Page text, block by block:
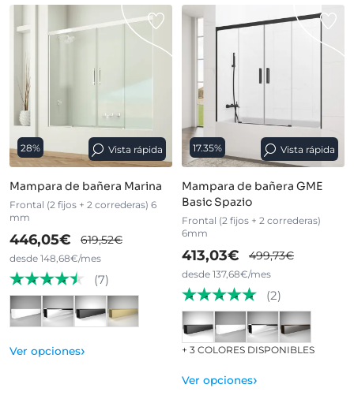
28% Vista rápida
Mampara de bañera Marina
Frontal (2 fijos + 2 correderas) 6
mm
446,05€ 619,52€
desde 148,68€/mes
(7)
Ver opciones›
17.35% Vista rápida
Mampara de bañera GME
Basic Spazio
Frontal (2 fijos + 2 correderas)
6mm
413,03€ 499,73€
desde 137,68€/mes
(2)
+ 3 COLORES DISPONIBLES
Ver opciones›